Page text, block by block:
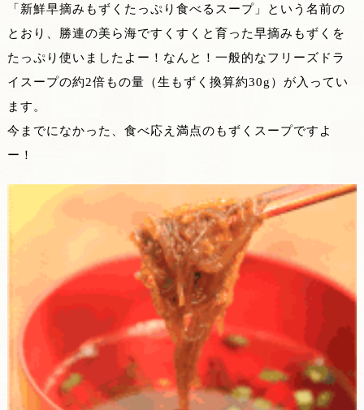
「新鮮早摘みもずくたっぷり食べるスープ」という名前の
とおり、勝連の美ら海ですくすくと育った早摘みもずくを
たっぷり使いましたよー！なんと！一般的なフリーズドラ
イスープの約2倍もの量（生もずく換算約30g）が入ってい
ます。
今までになかった、食べ応え満点のもずくスープですよ
ー！